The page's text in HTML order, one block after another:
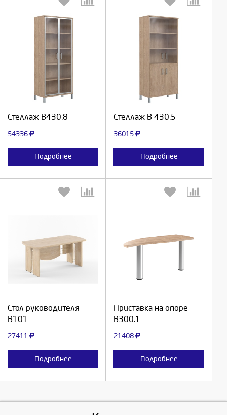
Стеллаж В430.8
54336
Подробнее
Выберите количество:
Продолжить
Стеллаж В 430.5
36015
Подробнее
Выберите количество:
Продолжить
Стол руководителя
В101
27411
Подробнее
Выберите количество:
Приставка на опоре
В300.1
21408
Подробнее